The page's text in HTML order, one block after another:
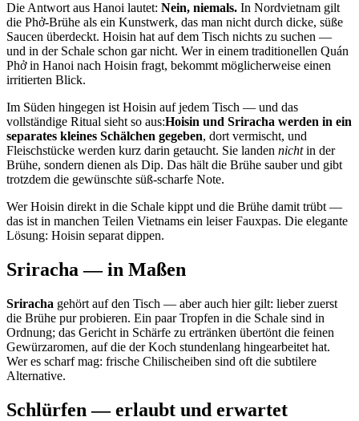
Die Antwort aus Hanoi lautet: Nein, niemals. In Nordvietnam gilt
die Phở-Brühe als ein Kunstwerk, das man nicht durch dicke, süße
Saucen überdeckt. Hoisin hat auf dem Tisch nichts zu suchen —
und in der Schale schon gar nicht. Wer in einem traditionellen Quán
Phở in Hanoi nach Hoisin fragt, bekommt möglicherweise einen
irritierten Blick.
Im Süden hingegen ist Hoisin auf jedem Tisch — und das
vollständige Ritual sieht so aus:Hoisin und Sriracha werden in ein
separates kleines Schälchen gegeben, dort vermischt, und
Fleischstücke werden kurz darin getaucht. Sie landen nichtin der
Brühe, sondern dienen als Dip. Das hält die Brühe sauber und gibt
trotzdem die gewünschte süß-scharfe Note.
Wer Hoisin direkt in die Schale kippt und die Brühe damit trübt —
das ist in manchen Teilen Vietnams ein leiser Fauxpas. Die elegante
Lösung: Hoisin separat dippen.
Sriracha — in Maßen
Sriracha gehört auf den Tisch — aber auch hier gilt: lieber zuerst
die Brühe pur probieren. Ein paar Tropfen in die Schale sind in
Ordnung; das Gericht in Schärfe zu ertränken übertönt die feinen
Gewürzaromen, auf die der Koch stundenlang hingearbeitet hat.
Wer es scharf mag: frische Chilischeiben sind oft die subtilere
Alternative.
Schlürfen — erlaubt und erwartet